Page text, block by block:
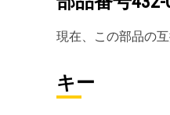
現在、この部品の
キー